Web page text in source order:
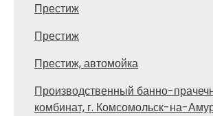
Престиж
Престиж
Престиж, автомойка
Производственный банно-
комбинат, г. Комсомольск-на-